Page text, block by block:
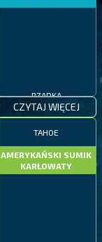
CZYTAJ WIĘCEJ
TAHOE
AMERYKAŃSKI SUMIK
KARŁOWATY